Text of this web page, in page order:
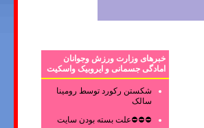
خبرهای وزارت ورزش وجوانان
امادگی جسمانی و ایروبیک واسکیت
شکستن رکورد توسط رومینا
سالک
⛔⛔⛔علت بسته بودن سایت